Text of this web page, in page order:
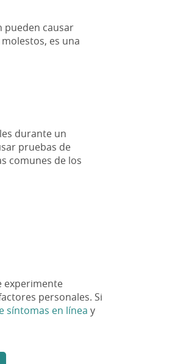
pueden causar
es una
durante un
pruebas de
comunes de los
experimente
personales. Si
síntomas en línea y